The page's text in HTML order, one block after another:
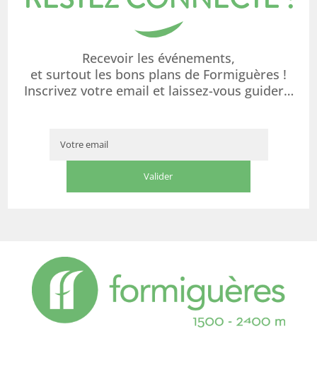
Recevoir les événements,
et surtout les bons plans de Formiguères !
Inscrivez votre email et laissez-vous guider…